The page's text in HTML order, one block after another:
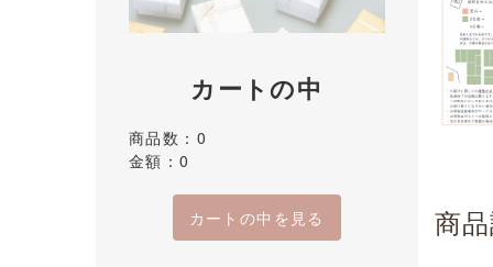
カートの中
商品数：0
金額：0
カートの中を見る 商